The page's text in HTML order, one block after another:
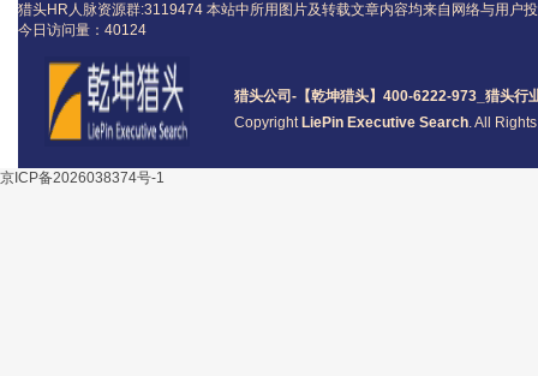
猎头公司 -【乾坤猎头】400-6222-973_ 猎头行
Copyright LiePin Executive Search. All
猎头HR人脉资源群:3119474 本站中所用图片及转载文章内容均来自网络与用户
今日访问量： 40124
京ICP备2026038374号-1